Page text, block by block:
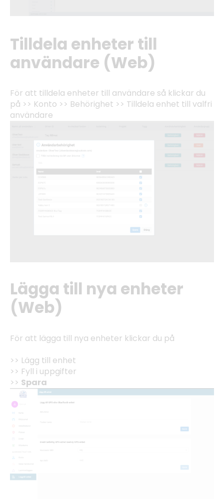
Tilldela enheter till
användare (Web)
För att tilldela enheter till användare så klickar du
på >> Konto >> Behörighet >> Tilldela enhet till valfri
användare
Lägga till nya enheter
(Web)
För att lägga till nya enheter klickar du på
>> Lägg till enhet
>> Fyll i uppgifter
>> Spara